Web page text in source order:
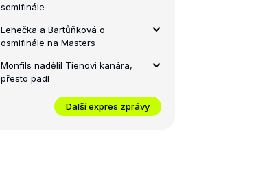
semifinále
Lehečka a Bartůňková o
osmifinále na Masters
Monfils nadělil Tienovi kanára,
přesto padl
Další expres zprávy